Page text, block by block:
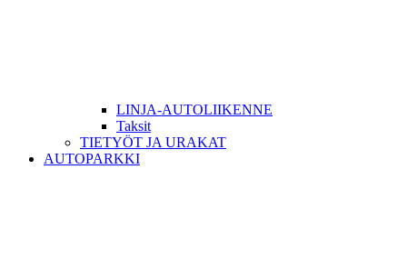
LINJA-AUTOLIIKENNE
Taksit
TIETYÖT JA URAKAT
AUTOPARKKI